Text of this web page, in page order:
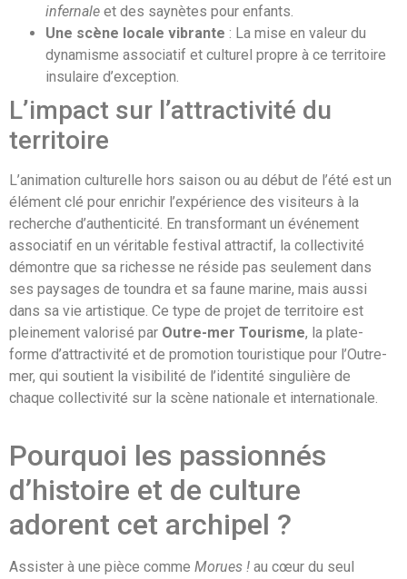
infernale et des saynètes pour enfants.
Une scène locale vibrante : La mise en valeur du
dynamisme associatif et culturel propre à ce territoire
insulaire d’exception.
L’impact sur l’attractivité du
territoire
L’animation culturelle hors saison ou au début de l’été est un
élément clé pour enrichir l’expérience des visiteurs à la
recherche d’authenticité. En transformant un événement
associatif en un véritable festival attractif, la collectivité
démontre que sa richesse ne réside pas seulement dans
ses paysages de toundra et sa faune marine, mais aussi
dans sa vie artistique. Ce type de projet de territoire est
pleinement valorisé par Outre-mer Tourisme, la plate-
forme d’attractivité et de promotion touristique pour l’Outre-
mer, qui soutient la visibilité de l’identité singulière de
chaque collectivité sur la scène nationale et internationale.
Pourquoi les passionnés
d’histoire et de culture
adorent cet archipel ?
Assister à une pièce comme Morues ! au cœur du seul